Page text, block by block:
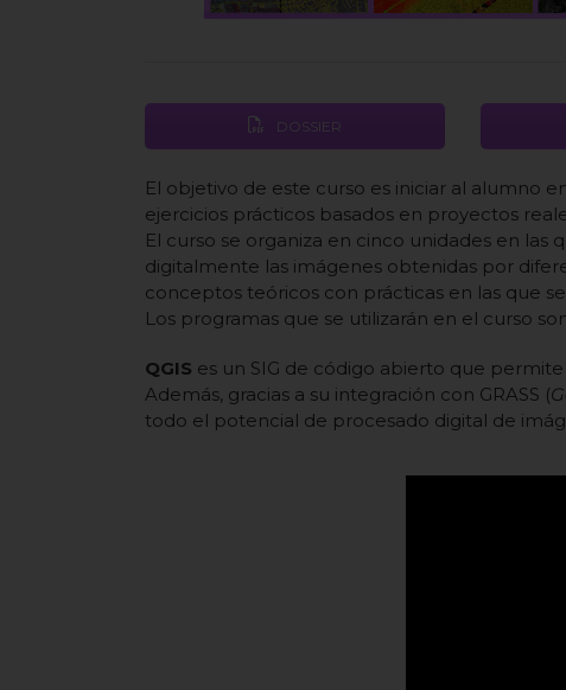
DOSSIER
El objetivo de este curso es iniciar al alumno
ejercicios prácticos basados en proyectos
El curso se organiza en cinco unidades en
digitalmente las imágenes obtenidas por
conceptos teóricos con prácticas en las que
Los programas que se utilizarán en el curso
QGIS es un SIG de código abierto que
Además, gracias a su integración con GRASS (
todo el potencial de procesado digital de